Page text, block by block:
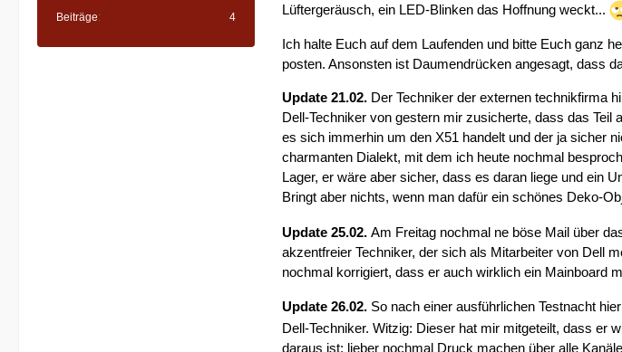
Beiträge 4
Lüftergeräusch, ein LED-Blinken das Hoffnung weckt...
Ich halte Euch auf dem Laufenden und bitte Euch ganz
posten. Ansonsten ist Daumendrücken angesagt, dass
Update 21.02. Der Techniker der externen technikfirma
Dell-Techniker von gestern mir zusicherte, dass das
es sich immerhin um den X51 handelt und der ja sicher
charmanten Dialekt, mit dem ich heute nochmal
Lager, er wäre aber sicher, dass es daran liege und ein
Bringt aber nichts, wenn man dafür ein schönes Deko-
Update 25.02. Am Freitag nochmal ne böse Mail über
akzentfreier Techniker, der sich als Mitarbeiter von Dell
nochmal korrigiert, dass er auch wirklich ein Mainboard
Update 26.02. So nach einer ausführlichen Testnacht
Dell-Techniker. Witzig: Dieser hat mir mitgeteilt, dass er
daraus ist: lieber nochmal Druck machen über alle